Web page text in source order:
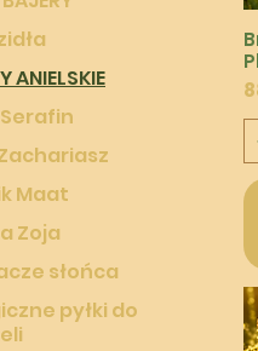
ANIELSKIE
Maat
Zoja
słońca
pyłki do